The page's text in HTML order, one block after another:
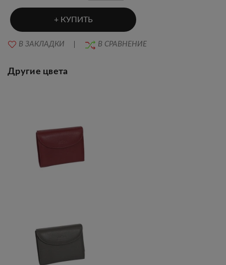
КУПИТЬ
В ЗАКЛАДКИ В СРАВНЕНИЕ
Другие цвета